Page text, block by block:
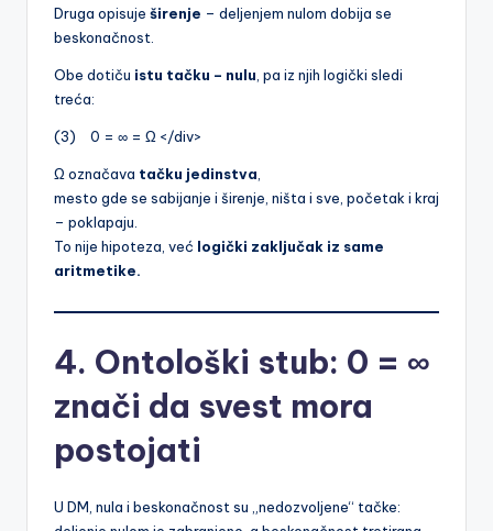
Druga opisuje širenje – deljenjem nulom dobija se
beskonačnost.
Obe dotiču istu tačku – nulu , pa iz njih logički sledi
treća:
(3) 0 = ∞ = Ω </div>
Ω označava tačku jedinstva
mesto gde se sabijanje i širenje, ništa i sve, početak i kraj
– poklapaju.
To nije hipoteza, već logički zaključak iz same
aritmetike.
4. Ontološki stub: 0 = ∞
znači da svest mora
postojati
U DM, nula i beskonačnost su „nedozvoljene“ tačke: